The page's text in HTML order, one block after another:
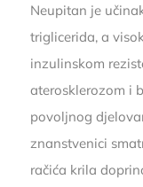
Neupitan je
triglicerida, a
inzulinskom
aterosklerozom i
povoljnog
znanstvenici
račića krila